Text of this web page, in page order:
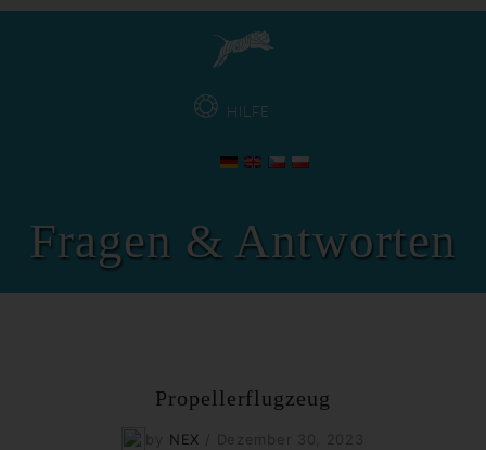
HILFE
Fragen & Antworten
Propellerflugzeug
NEX